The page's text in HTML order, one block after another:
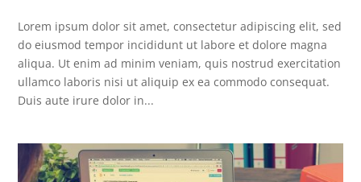
Lorem ipsum dolor sit amet, consectetur adipiscing elit, sed
do eiusmod tempor incididunt ut labore et dolore magna
aliqua. Ut enim ad minim veniam, quis nostrud exercitation
ullamco laboris nisi ut aliquip ex ea commodo consequat.
Duis aute irure dolor in...